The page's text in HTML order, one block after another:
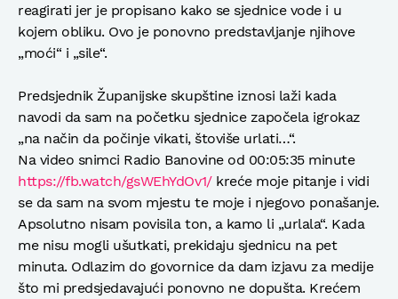
reagirati jer je propisano kako se sjednice vode i u
kojem obliku. Ovo je ponovno predstavljanje njihove
„moći“ i „sile“.
Predsjednik Županijske skupštine iznosi laži kada
navodi da sam na početku sjednice započela igrokaz
„na način da počinje vikati, štoviše urlati…“.
Na video snimci Radio Banovine od 00:05:35 minute
https://fb.watch/gsWEhYdOv1/kreće moje pitanje i vidi
se da sam na svom mjestu te moje i njegovo ponašanje.
Apsolutno nisam povisila ton, a kamo li „urlala“. Kada
me nisu mogli ušutkati, prekidaju sjednicu na pet
minuta. Odlazim do govornice da dam izjavu za medije
što mi predsjedavajući ponovno ne dopušta. Krećem